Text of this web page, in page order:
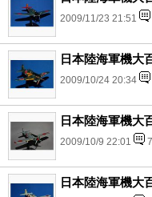
2009/11/23 21:51
日本陸海軍機大
2009/10/24 20:34
日本陸海軍機大
2009/10/9 22:01 7
日本陸海軍機大